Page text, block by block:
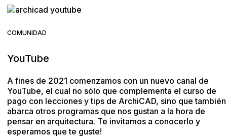
COMUNIDAD
YouTube
A fines de 2021 comenzamos con un nuevo canal de
YouTube, el cual no sólo que complementa el curso de
pago con lecciones y tips de ArchiCAD, sino que también
abarca otros programas que nos gustan a la hora de
pensar en arquitectura. Te invitamos a conocerlo y
esperamos que te guste!